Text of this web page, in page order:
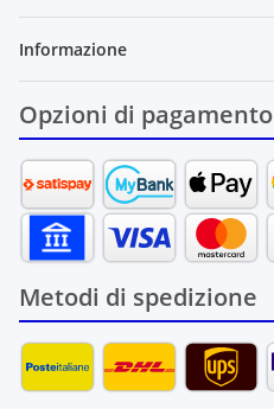
Informazione
Opzioni di pagamento
Metodi di spedizione